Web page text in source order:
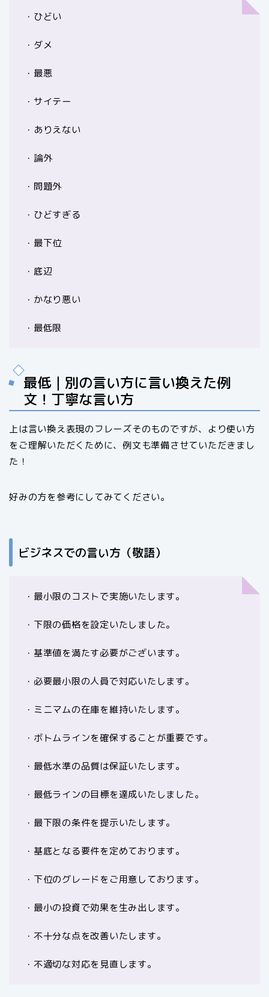
・ひどい
・ダメ
・最悪
・サイテー
・ありえない
・論外
・問題外
・ひどすぎる
・最下位
・底辺
・かなり悪い
・最低限
最低｜別の言い方に言い換えた例
文！丁寧な言い方
上は言い換え表現のフレーズそのものですが、より使い方
をご理解いただくために、例文も準備させていただきまし
た！
好みの方を参考にしてみてください。
ビジネスでの言い方（敬語）
・最小限のコストで実施いたします。
・下限の価格を設定いたしました。
・基準値を満たす必要がございます。
・必要最小限の人員で対応いたします。
・ミニマムの在庫を維持いたします。
・ボトムラインを確保することが重要です。
・最低水準の品質は保証いたします。
・最低ラインの目標を達成いたしました。
・最下限の条件を提示いたします。
・基底となる要件を定めております。
・下位のグレードをご用意しております。
・最小の投資で効果を生み出します。
・不十分な点を改善いたします。
・不適切な対応を見直します。